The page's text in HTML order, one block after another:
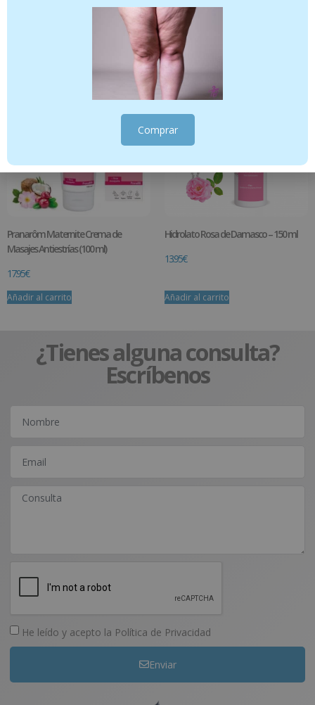
Añadir al carrito
Pranarôm Maternite Crema de
Masajes Antiestrías (100 ml)
17.95€
Añadir al carrito
Hidrolato Rosa de Damasco – 150 ml
13.95€
Añadir al carrito
¿Tienes alguna consulta?
Escríbenos
He leído y acepto la Política de Privacidad
Enviar
Comprar